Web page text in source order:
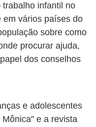
infantil no
em vários países do
sobre como
procurar ajuda,
dos conselhos
e adolescentes
e a revista